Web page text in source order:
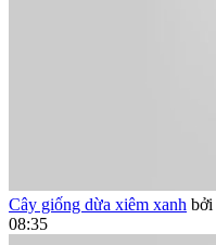
Cây giống dừa xiêm xanh bởi
08:35